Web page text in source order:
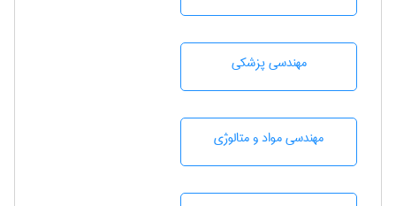
مهندسی پزشکی
مهندسی مواد و متالوژی